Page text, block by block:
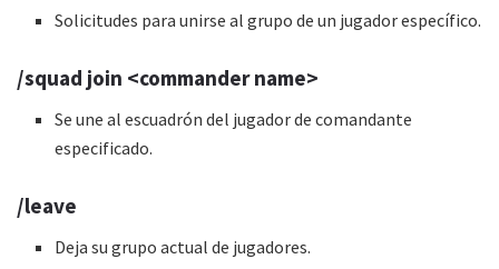
Solicitudes para unirse al grupo de un jugador específico.
/squad join <commander name>
Se une al escuadrón del jugador de comandante
especificado.
/leave
Deja su grupo actual de jugadores.